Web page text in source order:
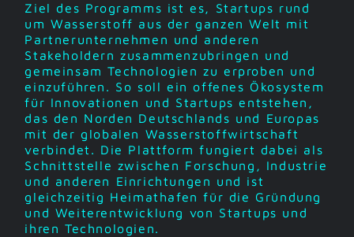
Ziel des Programms ist es, Startups rund
um Wasserstoff aus der ganzen Welt mit
Partnerunternehmen und anderen
Stakeholdern zusammenzubringen und
gemeinsam Technologien zu erproben und
einzuführen. So soll ein offenes Ökosystem
für Innovationen und Startups entstehen,
das den Norden Deutschlands und Europas
mit der globalen Wasserstoffwirtschaft
verbindet. Die Plattform fungiert dabei als
Schnittstelle zwischen Forschung, Industrie
und anderen Einrichtungen und ist
gleichzeitig Heimathafen für die Gründung
und Weiterentwicklung von Startups und
ihren Technologien.